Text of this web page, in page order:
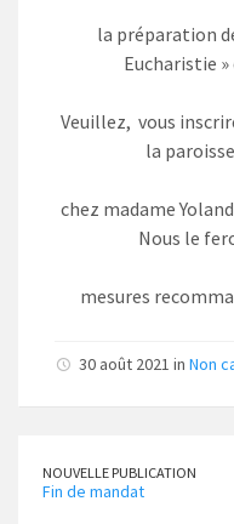
la préparation
Eucharistie
Veuillez, vous
la
chez madame
Nous le
mesures
30 août 2021 in Non
NOUVELLE PUBLICATION
Fin de mandat